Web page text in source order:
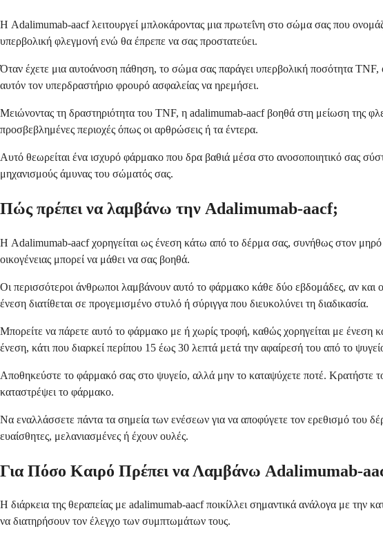
Η Adalimumab-aacf λειτουργεί μπλοκάροντας μια πρωτεΐνη στο σώμα σας που
υπερβολική φλεγμονή ενώ θα έπρεπε να σας προστατεύει.
Όταν έχετε μια αυτοάνοση πάθηση, το σώμα σας παράγει υπερβολική ποσότητα
αυτόν τον υπερδραστήριο φρουρό ασφαλείας να ηρεμήσει.
Μειώνοντας τη δραστηριότητα του TNF, η adalimumab-aacf βοηθά στη μείωση της
προσβεβλημένες περιοχές όπως οι αρθρώσεις ή τα έντερα.
Αυτό θεωρείται ένα ισχυρό φάρμακο που δρα βαθιά μέσα στο ανοσοποιητικό σας
μηχανισμούς άμυνας του σώματός σας.
Πώς πρέπει να λαμβάνω την Adalimumab-aacf;
Η Adalimumab-aacf χορηγείται ως ένεση κάτω από το δέρμα σας, συνήθως στον μηρό
οικογένειας μπορεί να μάθει να σας βοηθά.
Οι περισσότεροι άνθρωποι λαμβάνουν αυτό το φάρμακο κάθε δύο εβδομάδες, αν
ένεση διατίθεται σε προγεμισμένο στυλό ή σύριγγα που διευκολύνει τη διαδικασία.
Μπορείτε να πάρετε αυτό το φάρμακο με ή χωρίς τροφή, καθώς χορηγείται με ένεση
ένεση, κάτι που διαρκεί περίπου 15 έως 30 λεπτά μετά την αφαίρεσή του από το
Αποθηκεύστε το φάρμακό σας στο ψυγείο, αλλά μην το καταψύχετε ποτέ. Κρατήστε
καταστρέψει το φάρμακο.
Να εναλλάσσετε πάντα τα σημεία των ενέσεων για να αποφύγετε τον ερεθισμό του
ευαίσθητες, μελανιασμένες ή έχουν ουλές.
Για Πόσο Καιρό Πρέπει να Λαμβάνω Adalimumab-
Η διάρκεια της θεραπείας με adalimumab-aacf ποικίλλει σημαντικά ανάλογα με την
να διατηρήσουν τον έλεγχο των συμπτωμάτων τους.